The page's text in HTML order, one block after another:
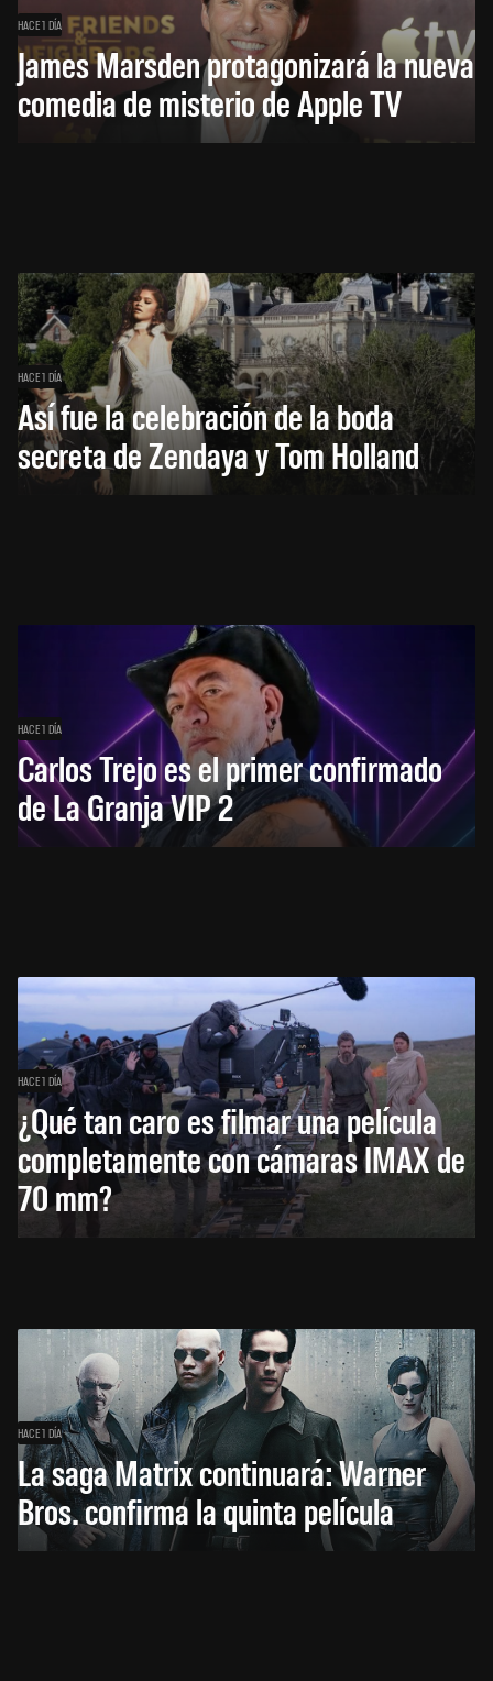
HACE 1 DÍA
James Marsden protagonizará la nueva
comedia de misterio de Apple TV
HACE 1 DÍA
Así fue la celebración de la boda
secreta de Zendaya y Tom Holland
HACE 1 DÍA
Carlos Trejo es el primer confirmado
de La Granja VIP 2
HACE 1 DÍA
¿Qué tan caro es filmar una película
completamente con cámaras IMAX de
70 mm?
HACE 1 DÍA
La saga Matrix continuará: Warner
Bros. confirma la quinta película